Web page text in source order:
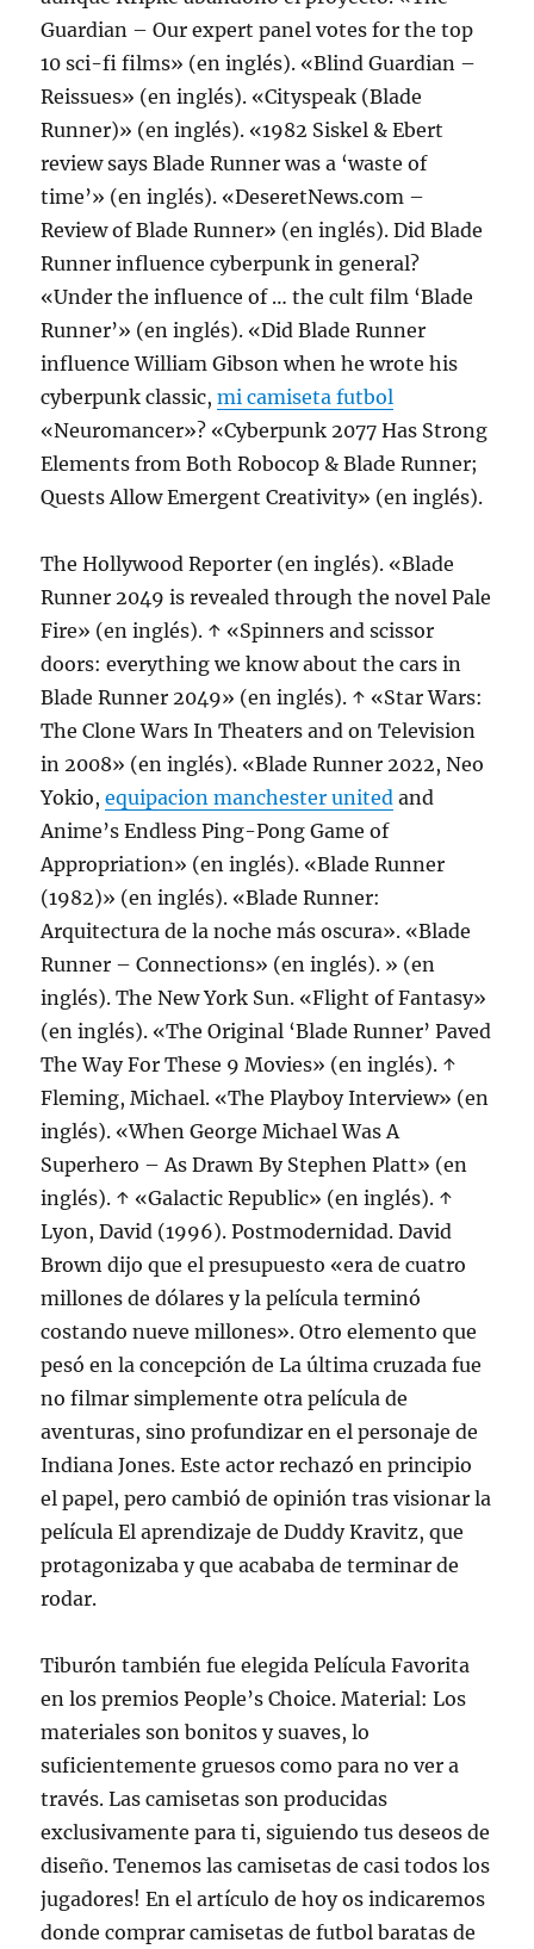
Guardian – Our expert panel votes for the top
10 sci-fi films» (en inglés). «Blind Guardian –
Reissues» (en inglés). «Cityspeak (Blade
Runner)» (en inglés). «1982 Siskel & Ebert
review says Blade Runner was a ‘waste of
time’» (en inglés). «DeseretNews.com –
Review of Blade Runner» (en inglés). Did Blade
Runner influence cyberpunk in general?
«Under the influence of … the cult film ‘Blade
Runner’» (en inglés). «Did Blade Runner
influence William Gibson when he wrote his
cyberpunk classic,mi camiseta futbol
«Neuromancer»? «Cyberpunk 2077 Has Strong
Elements from Both Robocop & Blade Runner;
Quests Allow Emergent Creativity» (en inglés).
The Hollywood Reporter (en inglés). «Blade
Runner 2049 is revealed through the novel Pale
Fire» (en inglés). ↑ «Spinners and scissor
doors: everything we know about the cars in
Blade Runner 2049» (en inglés). ↑ «Star Wars:
The Clone Wars In Theaters and on Television
in 2008» (en inglés). «Blade Runner 2022, Neo
Yokio,equipacion manchester united and
Anime’s Endless Ping-Pong Game of
Appropriation» (en inglés). «Blade Runner
(1982)» (en inglés). «Blade Runner:
Arquitectura de la noche más oscura». «Blade
Runner – Connections» (en inglés). » (en
inglés). The New York Sun. «Flight of Fantasy»
(en inglés). «The Original ‘Blade Runner’ Paved
The Way For These 9 Movies» (en inglés). ↑
Fleming, Michael. «The Playboy Interview» (en
inglés). «When George Michael Was A
Superhero – As Drawn By Stephen Platt» (en
inglés). ↑ «Galactic Republic» (en inglés). ↑
Lyon, David (1996). Postmodernidad. David
Brown dijo que el presupuesto «era de cuatro
millones de dólares y la película terminó
costando nueve millones». Otro elemento que
pesó en la concepción de La última cruzada fue
no filmar simplemente otra película de
aventuras, sino profundizar en el personaje de
Indiana Jones. Este actor rechazó en principio
el papel, pero cambió de opinión tras visionar la
película El aprendizaje de Duddy Kravitz, que
protagonizaba y que acababa de terminar de
rodar.
Tiburón también fue elegida Película Favorita
en los premios People’s Choice. Material: Los
materiales son bonitos y suaves, lo
suficientemente gruesos como para no ver a
través. Las camisetas son producidas
exclusivamente para ti, siguiendo tus deseos de
diseño. Tenemos las camisetas de casi todos los
jugadores! En el artículo de hoy os indicaremos
donde comprar camisetas de futbol baratas de